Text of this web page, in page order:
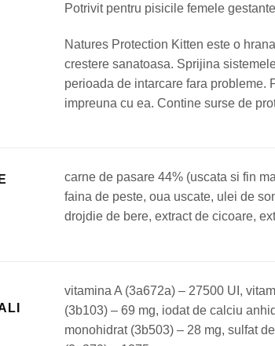
Potrivit pentru pisicile femele
Natures Protection Kitten este o
crestere sanatoasa. Sprijina
perioada de intarcare fara probleme.
impreuna cu ea. Contine surse de
carne de pasare 44% (uscata si fin
faina de peste, oua uscate, ulei de
drojdie de bere, extract de cicoare,
vitamina A (3a672a) – 27500 UI,
(3b103) – 69 mg, iodat de calciu
monohidrat (3b503) – 28 mg, sulfat